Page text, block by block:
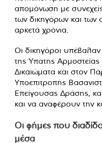
απομόνωση με
των δικηγόρων και των
αρκετά χρόνια.
Οι δικηγόροι
της Ύπατης
Δικαιώματα και στον
Υποεπιτροπής
Επείγουσας Δράσης,
και να αναφέρουν την
Οι φήμες που
μέσα